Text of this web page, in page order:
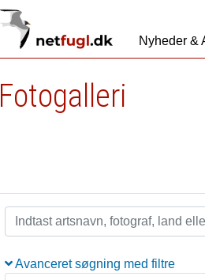
Nyheder &
Fotogalleri
Avanceret søgning med filtre